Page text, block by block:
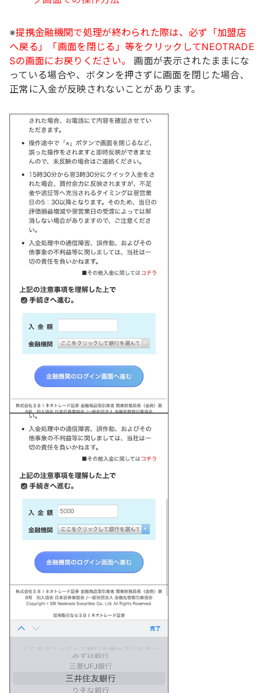
※提携金融機関で処理が終わられた際は、必ず「加盟店
へ戻る」「画面を閉じる」等をクリックしてNEOTRADE
Sの画面にお戻りください。
画面が表示されたままにな
っている場合や、ボタンを押さずに画面を閉じた場合、
正常に入金が反映されないことがあります。